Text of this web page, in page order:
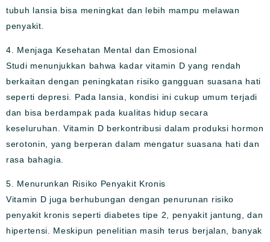
tubuh lansia bisa meningkat dan lebih mampu melawan
penyakit.
4. Menjaga Kesehatan Mental dan Emosional
Studi menunjukkan bahwa kadar vitamin D yang rendah
berkaitan dengan peningkatan risiko gangguan suasana hati
seperti depresi. Pada lansia, kondisi ini cukup umum terjadi
dan bisa berdampak pada kualitas hidup secara
keseluruhan. Vitamin D berkontribusi dalam produksi hormon
serotonin, yang berperan dalam mengatur suasana hati dan
rasa bahagia.
5. Menurunkan Risiko Penyakit Kronis
Vitamin D juga berhubungan dengan penurunan risiko
penyakit kronis seperti diabetes tipe 2, penyakit jantung, dan
hipertensi. Meskipun penelitian masih terus berjalan, banyak